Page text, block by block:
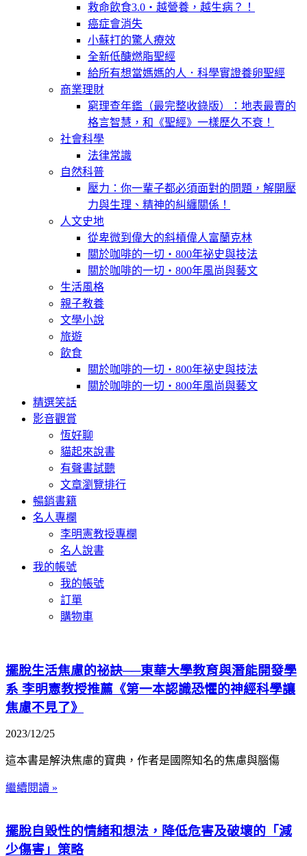
救命飲食3.0‧越營養，越生病？！
癌症會消失
小蘇打的驚人療效
全新低醣燃脂聖經
給所有想當媽媽的人．科學實證養卵聖經
商業理財
窮理查年鑑（最完整收錄版）：地表最賣的
格言智慧，和《聖經》一樣歷久不衰！
社會科學
法律常識
自然科普
壓力：你一輩子都必須面對的問題，解開壓
力與生理、精神的糾纏關係！
人文史地
從卑微到偉大的斜槓偉人富蘭克林
關於咖啡的一切‧800年祕史與技法
關於咖啡的一切‧800年風尚與藝文
生活風格
親子教養
文學小說
旅遊
飲食
關於咖啡的一切‧800年祕史與技法
關於咖啡的一切‧800年風尚與藝文
精選笑話
影音觀賞
恆好聊
貓起來說書
有聲書試聽
文章瀏覽排行
暢銷書籍
名人專欄
李明憲教授專欄
名人說書
我的帳號
我的帳號
訂單
購物車
擺脫生活焦慮的祕訣──東華大學教育與潛能開發學
系 李明憲教授推薦《第一本認識恐懼的神經科學讓
焦慮不見了》
2023/12/25
這本書是解決焦慮的寶典，作者是國際知名的焦慮與腦傷
繼續閱讀 »
擺脫自毀性的情緒和想法，降低危害及破壞的「減
少傷害」策略